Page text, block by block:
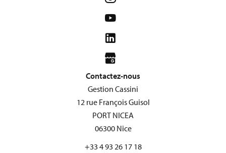
Contactez-nous
Gestion Cassini
12 rue François Guisol
PORT NICEA
06300Nice
+33 4 93 26 17 18